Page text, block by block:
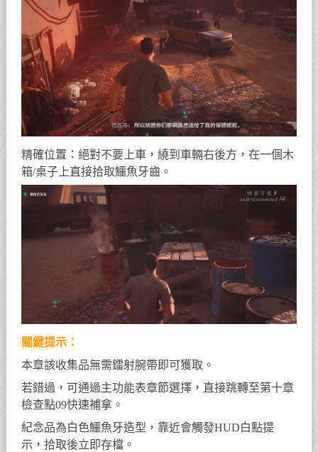
精確位置：絕對不要上車，繞到車輛右後方，在一個木
箱/桌子上直接拾取鱷魚牙齒。
關鍵提示：
本章該收集品無需鐳射腕帶即可獲取。
若錯過，可通過主功能表章節選擇，直接跳轉至第十章
檢查點09快速補拿。
紀念品為白色鱷魚牙造型，靠近會觸發HUD白點提
示，拾取後立即存檔。